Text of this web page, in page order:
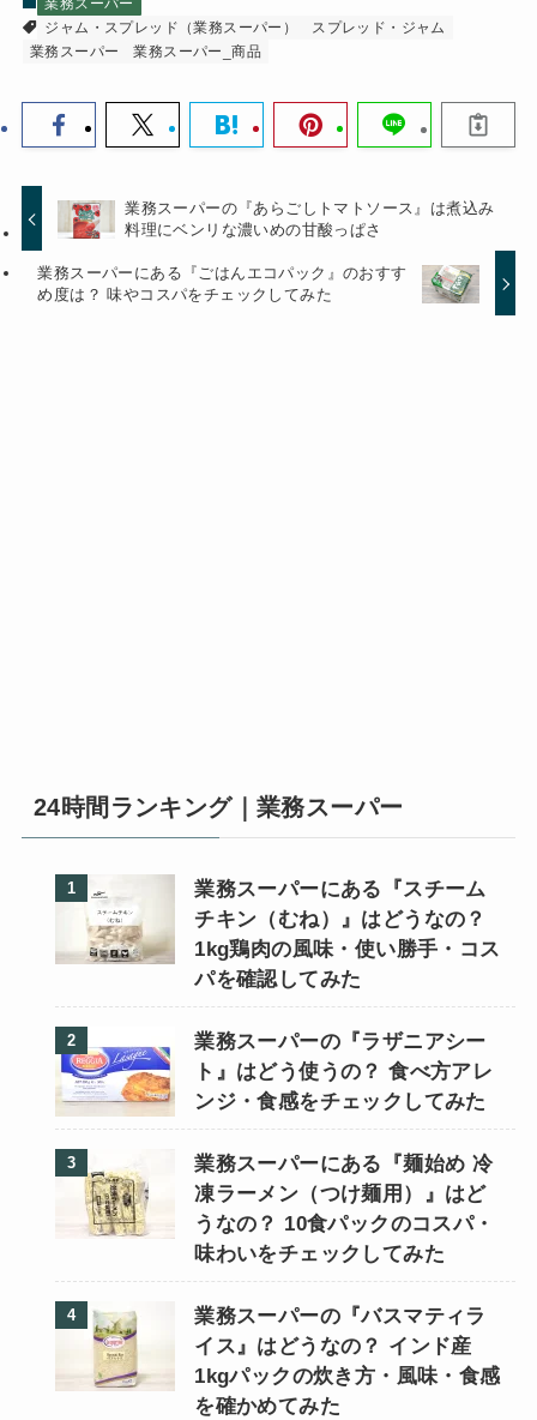
ジャム・スプレッド（業務スーパー）
スプレッド・ジャム
業務スーパー
業務スーパー_商品
業務スーパーの『あらごしトマトソース』は煮込み
料理にベンリな濃いめの甘酸っぱさ
業務スーパーにある『ごはんエコパック』のおすす
め度は？ 味やコスパをチェックしてみた
24時間ランキング｜業務スーパー
業務スーパーにある『スチーム
チキン（むね）』はどうなの？
1kg鶏肉の風味・使い勝手・コス
パを確認してみた
業務スーパーの『ラザニアシー
ト』はどう使うの？ 食べ方アレ
ンジ・食感をチェックしてみた
業務スーパーにある『麺始め 冷
凍ラーメン（つけ麺用）』はど
うなの？ 10食パックのコスパ・
味わいをチェックしてみた
業務スーパーの『バスマティラ
イス』はどうなの？ インド産
1kgパックの炊き方・風味・食感
を確かめてみた